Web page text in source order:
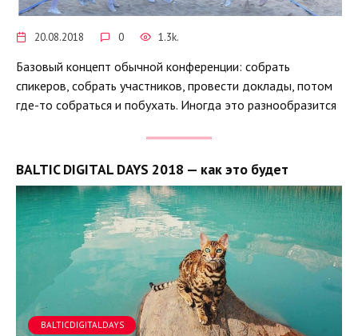
20.08.2018 0 1.3k.
Базовый концепт обычной конференции: собрать
спикеров, собрать участников, провести доклады, потом
где-то собраться и побухать. Иногда это разнообразится
BALTIC DIGITAL DAYS 2018 — как это будет
BALTICDIGITALDAYS